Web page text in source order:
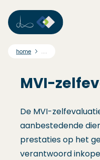
home ....
MVI-
De MVI-
aanbestedende
prestaties op het
verantwoord